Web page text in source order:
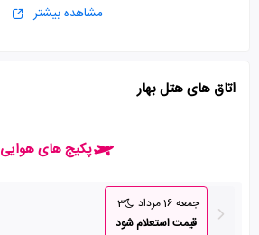
مشاهده بیشتر
اتاق های هتل بهار
پکیج های هوایی
جمعه 16 مرداد
3
قیمت استعلام شود